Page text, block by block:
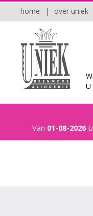
over uniek
|
home
U
Van 01-08-2026